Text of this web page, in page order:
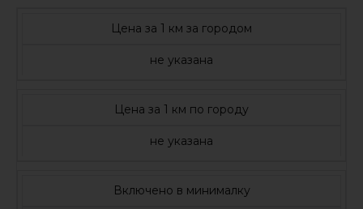
Цена за 1 км за городом
не указана
Цена за 1 км по городу
не указана
Включено в минималку